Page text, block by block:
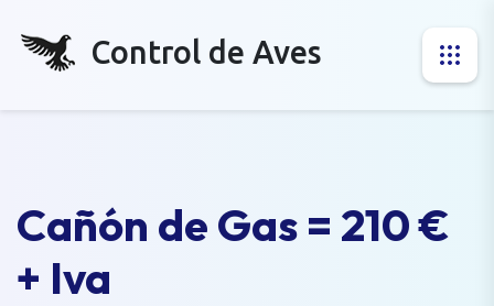
Control de Aves
Cañón de Gas = 210 €
+ Iva